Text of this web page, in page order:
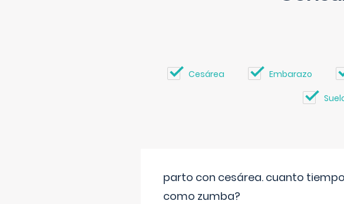
Cesárea Embarazo
parto con cesárea. cuanto
como zumba?